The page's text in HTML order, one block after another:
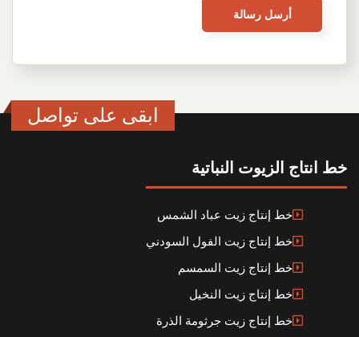
ابقى على تواصل
خط انتاج الزيوت النباتية
خط إنتاج زيت عباد الشمس
خط إنتاج زيت الفول السودني
خط إنتاج زيت السمسم
خط إنتاج زيت النخيل
خط إنتاج زيت جرثومة الذرة